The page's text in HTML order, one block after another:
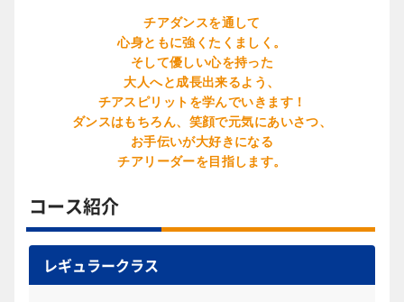
チアダンスを通して
心身ともに強くたくましく。
そして優しい心を持った
大人へと成長出来るよう、
チアスピリットを学んでいきます！
ダンスはもちろん、笑顔で元気にあいさつ、
お手伝いが大好きになる
チアリーダーを目指します。
コース紹介
レギュラークラス